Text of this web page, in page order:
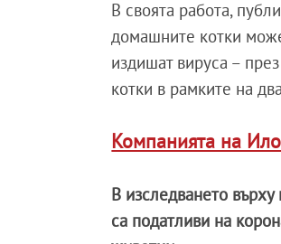
В своята работа,
домашните котки
издишат вируса –
котки в рамките на
Компанията на
В изследването върху
са податливи на